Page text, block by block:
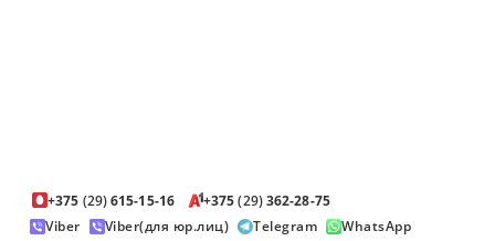
+375 (29)615-15-16 +375(29)362-28-75
Viber
Viber(для юр.лиц) Telegram
WhatsApp